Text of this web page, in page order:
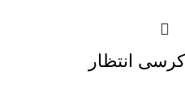
كرسى انتظار